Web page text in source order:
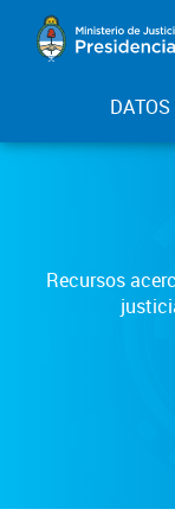
DATOS
Recursos